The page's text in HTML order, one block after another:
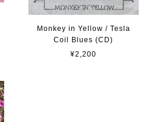
Monkey in Yellow / Tesla
Coil Blues (CD)
¥2,200